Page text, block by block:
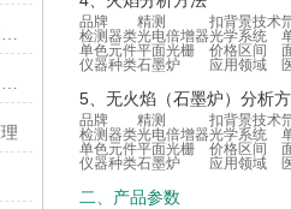
石墨炉原子吸收分光光度计可作为物理化学中的一种实验手段
原子吸收分光光度计在环境领域中的应用
品牌 精测 扣背景技术
检测器类光电倍增器光学系统
单色元件平面光栅 价格区间
仪器种类石墨炉 应用领域
5、无火焰（石墨炉）分析
品牌 精测 扣背景技术
检测器类光电倍增器光学系统
单色元件平面光栅 价格区间
仪器种类石墨炉 应用领域
二、产品参数